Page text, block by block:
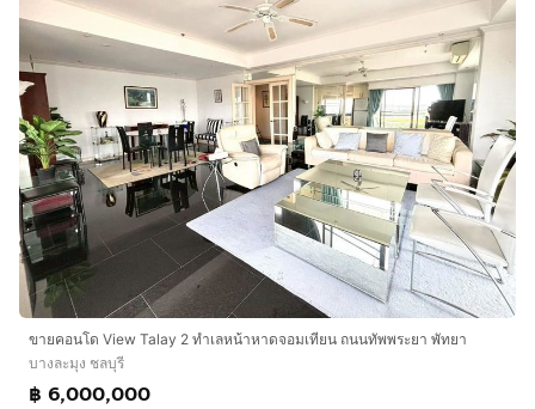
ขายคอนโด View Talay 2 ทำเลหน้าหาดจอมเทียน ถนนทัพพระยา พัทยา
บางละมุง ชลบุรี
฿ 6,000,000